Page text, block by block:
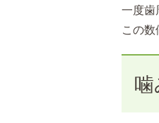
一度歯
この数
噛